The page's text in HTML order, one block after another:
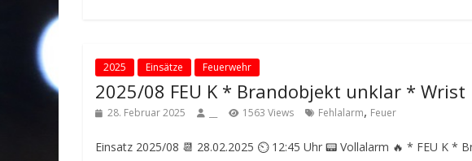
2025 Einsätze Feuerwehr
2025/08 FEU K * Brandobjekt unklar * Wrist
28. Februar 2025 1563 Views Fehlalarm, Feuer
Einsatz 2025/08 📆 28.02.2025 ⏲ 12:45 Uhr 📟 Vollalarm 🔥 * FEU K *